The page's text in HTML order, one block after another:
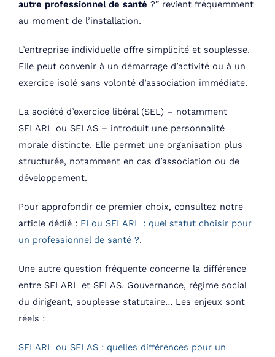
autre professionnel de santé ?” revient fréquemment
au moment de l’installation.
L’entreprise individuelle offre simplicité et souplesse.
Elle peut convenir à un démarrage d’activité ou à un
exercice isolé sans volonté d’association immédiate.
La société d’exercice libéral (SEL) – notamment
SELARL ou SELAS – introduit une personnalité
morale distincte. Elle permet une organisation plus
structurée, notamment en cas d’association ou de
développement.
Pour approfondir ce premier choix, consultez notre
article dédié : EI ou SELARL : quel statut choisir pour
un professionnel de santé ?.
Une autre question fréquente concerne la différence
entre SELARL et SELAS. Gouvernance, régime social
du dirigeant, souplesse statutaire… Les enjeux sont
réels :
SELARL ou SELAS : quelles différences pour un